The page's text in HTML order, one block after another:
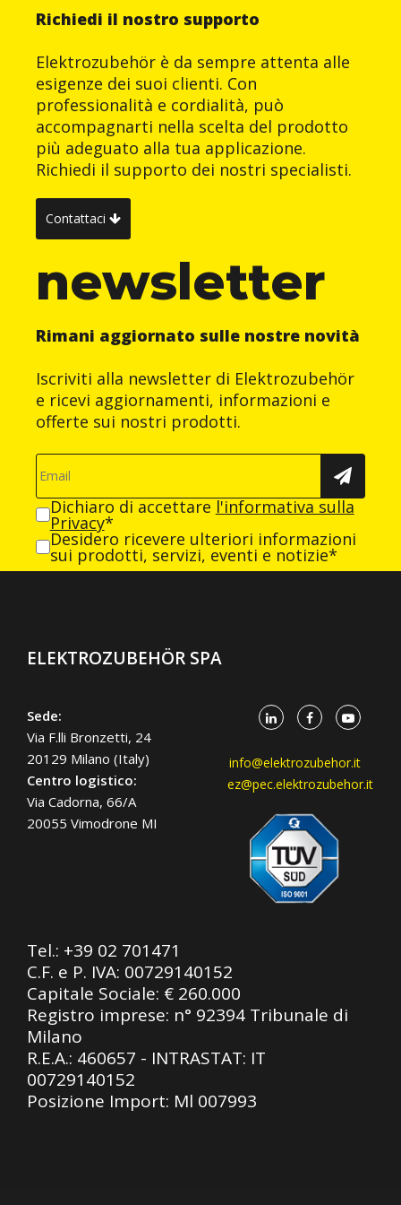
Richiedi il nostro supporto
Elektrozubehör è da sempre attenta alle
esigenze dei suoi clienti. Con
professionalità e cordialità, può
accompagnarti nella scelta del prodotto
più adeguato alla tua applicazione.
Richiedi il supporto dei nostri specialisti.
Contattaci
newsletter
Rimani aggiornato sulle nostre novità
Iscriviti alla newsletter di Elektrozubehör
e ricevi aggiornamenti, informazioni e
offerte sui nostri prodotti.
Dichiaro di accettare l'informativa sulla
Privacy*
Desidero ricevere ulteriori informazioni
sui prodotti, servizi, eventi e notizie*
ELEKTROZUBEHÖR SPA
Sede:
Via F.lli Bronzetti, 24
20129 Milano (Italy)
Centro logistico:
Via Cadorna, 66/A
20055 Vimodrone MI
info@elektrozubehor.it
ez@pec.elektrozubehor.it
Tel.: +39 02 701471
C.F. e P. IVA: 00729140152
Capitale Sociale: € 260.000
Registro imprese: n° 92394 Tribunale di
Milano
R.E.A.: 460657 - INTRASTAT: IT
00729140152
Posizione Import: Ml 007993